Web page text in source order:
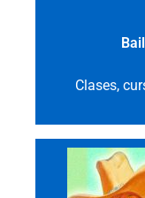
Clases,